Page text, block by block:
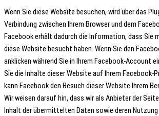
Wenn Sie diese Website besuchen, wird über das
Verbindung zwischen Ihrem Browser und dem
Facebook erhält dadurch die Information, dass Sie
diese Website besucht haben. Wenn Sie den
anklicken während Sie in Ihrem Facebook-Account
Sie die Inhalte dieser Website auf Ihrem Facebook-
kann Facebook den Besuch dieser Website Ihrem
Wir weisen darauf hin, dass wir als Anbieter der
Inhalt der übermittelten Daten sowie deren